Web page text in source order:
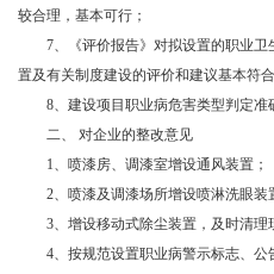
较合理，基本可行；
7、《评价报告》对拟设置的职业
置及有关制度建设的评价和建议基本符合
8、建设项目职业病危害类型判定准
二、 对企业的整改意见
1、喷漆房、调漆室增设通风装置；
2、喷漆及调漆场所增设喷淋洗眼装
3、增设移动式除尘装置，及时清理
4、按规范设置职业病警示标志、公